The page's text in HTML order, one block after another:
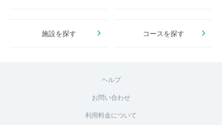
施設を探す コースを探す
ヘルプ
お問い合わせ
利用料金について